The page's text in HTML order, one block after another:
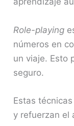
Role-playing
números en
un viaje. Esto
seguro.
Estas
y refuerzan el